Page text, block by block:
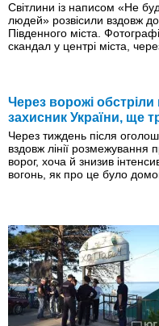
Світлини із написом «Не
людей» розвісили вздовж
Південного міста.
скандал у центрі міста,
Через ворожі
захисник України, ще
Через тиждень після
вздовж лінії
ворог, хоча й знизив
вогонь, як про це було